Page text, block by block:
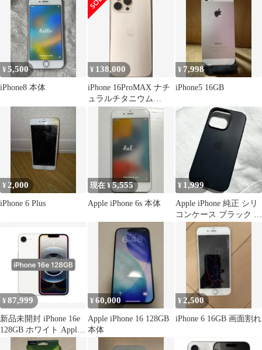
¥5,500
iPhone8 本体
¥ 138,000
iPhone 16ProMAX ナチ
ュラルチタニウム
¥ 7,998
iPhone5 16GB
¥ 2,000
iPhone 6 Plus
現在 ¥5,555
Apple iPhone 6s 本体
¥ 1,999
Apple iPhone 純正 シリ
コンケース ブラック ア
ップル 16pro
¥ 87,999
新品未開封 iPhone 16e
128GB ホワイト Apple
保証あり
¥60,000
Apple iPhone 16 128GB
本体
¥ 2,500
iPhone 6 16GB 画面割れ